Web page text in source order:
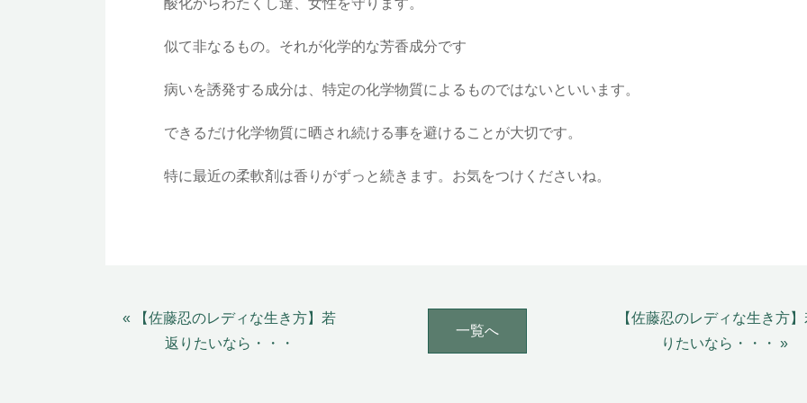
酸化からわたくし達、女性を守ります。
似て非なるもの。それが化学的な芳香成分です
病いを誘発する成分は、特定の化学物質によるものではないといいます。
できるだけ化学物質に晒され続ける事を避けることが大切です。
特に最近の柔軟剤は香りがずっと続きます。お気をつけくださいね。
« 【佐藤忍のレディな生き方】若
返りたいなら・・・
一覧へ
【佐藤忍のレディな生き方
りたいなら・・・ »